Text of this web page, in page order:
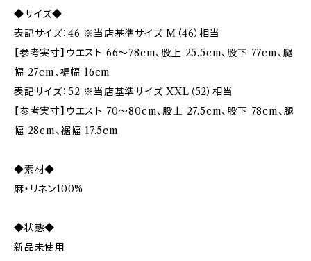
◆サイズ◆
表記サイズ：46 ※当店基準サイズ M（46）相当
【参考実寸】ウエスト 66〜78cm、股上 25.5cm、股下 77cm、腿
幅 27cm、裾幅 16cm
表記サイズ：52 ※当店基準サイズ XXL（52）相当
【参考実寸】ウエスト 70〜80cm、股上 27.5cm、股下 78cm、腿
幅 28cm、裾幅 17.5cm
◆素材◆
麻・リネン100%
◆状態◆
新品未使用